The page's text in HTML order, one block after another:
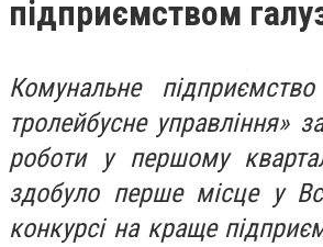
підприємством
Комунальне
тролейбусне управління»
роботи у першому
здобуло перше місце у
конкурсі на краще